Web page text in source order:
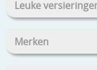
Leuke
Merken